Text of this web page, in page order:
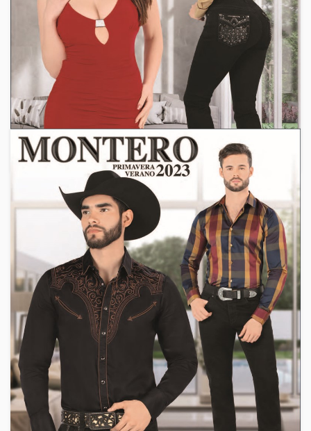
Precios de Mayoreo , Universo de Catalogos ,
Universo del Catalogo
Ventas Por Catalogo ,western wear
Danesi | Catalogo
El Nuevo Catalogo de Ninel Conde de la Marca Danesi
llego a Estados Unidos – Puedes iniciar tu negocio
vendiendo Ropa de Moda Incluye Membesia
October 17, 2018 By Venta Por Catalogo 4 Min Reading
Catalogos Estados Unidos ,Catalogos Para Mayorista ,
Danesi
Montero , Precios de Mayoreo ,Ropa Por Mayoreo
Ventas Por Catalogo
Danesi – Montero | Primavera –
Verano 2018
Inicia tu Propio Negocio hoy y empieza a ganar ! ! ! Inicia
tu propio negocio hoy, la membresia es totalmente gratis,
el unico requisito